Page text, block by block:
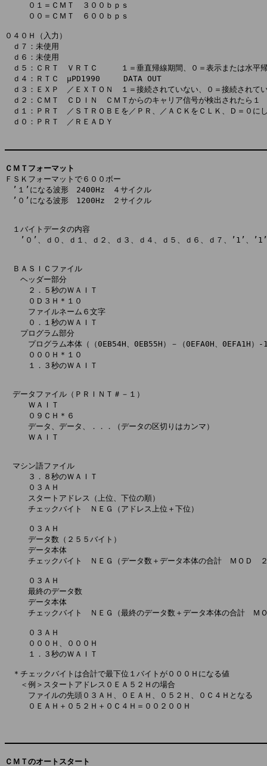
０１＝ＣＭＴ　３００ｂｐｓ
００＝ＣＭＴ　６００ｂｐｓ
０４０Ｈ（入力）
ｄ７：未使用
ｄ６：未使用
ｄ５：ＣＲＴ　ＶＲＴＣ　　　１＝垂直帰線期間、０＝表示または水平
ｄ４：ＲＴＣ　μPD1990　　　DATA OUT
ｄ３：ＥＸＰ　／ＥＸＴＯＮ　１＝接続されていない、０＝接続されて
ｄ２：ＣＭＴ　ＣＤＩＮ　ＣＭＴからのキャリア信号が検出されたら１
ｄ１：ＰＲＴ　／ＳＴＲＯＢＥを／ＰＲ、／ＡＣＫをＣＬＫ、Ｄ＝０に
ｄ０：ＰＲＴ　／ＲＥＡＤＹ
ＣＭＴフォーマット
ＦＳＫフォーマットで６００ボー
’１’になる波形　2400Hz　４サイクル
’０’になる波形　1200Hz　２サイクル
１バイトデータの内容
’０’、ｄ０、ｄ１、ｄ２、ｄ３、ｄ４、ｄ５、ｄ６、ｄ７、’1’、’1’
ＢＡＳＩＣファイル
ヘッダー部分
２．５秒のＷＡＩＴ
０Ｄ３Ｈ＊１０
ファイルネーム６文字
０．１秒のＷＡＩＴ
プログラム部分
プログラム本体（（0EB54H、0EB55H）－（0EFA0H、0EFA1H）-
０００Ｈ＊１０
１．３秒のＷＡＩＴ
データファイル（ＰＲＩＮＴ＃－１）
ＷＡＩＴ
０９ＣＨ＊６
データ、データ、．．．（データの区切りはカンマ）
ＷＡＩＴ
マシン語ファイル
３．８秒のＷＡＩＴ
０３ＡＨ
スタートアドレス（上位、下位の順）
チェックバイト　ＮＥＧ（アドレス上位＋下位）
０３ＡＨ
データ数（２５５バイト）
データ本体
チェックバイト　ＮＥＧ（データ数＋データ本体の合計　ＭＯＤ　
０３ＡＨ
最終のデータ数
データ本体
チェックバイト　ＮＥＧ（最終のデータ数＋データ本体の合計　Ｍ
０３ＡＨ
０００Ｈ、０００Ｈ
１．３秒のＷＡＩＴ
＊チェックバイトは合計で最下位１バイトが０００Ｈになる値
＜例＞スタートアドレス０ＥＡ５２Ｈの場合
ファイルの先頭０３ＡＨ、０ＥＡＨ、０５２Ｈ、０Ｃ４Ｈとなる
０ＥＡＨ＋０５２Ｈ＋０Ｃ４Ｈ＝００２００Ｈ
ＣＭＴのオートスタート